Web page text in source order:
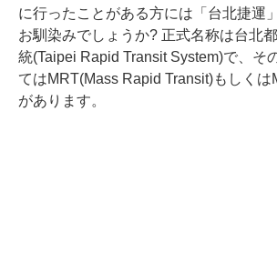
に行ったことがある方には「台北捷運
お馴染みでしょうか? 正式名称は台北
統(Taipei Rapid Transit System)で、そ
てはMRT(Mass Rapid Transit)もしくは
があります。